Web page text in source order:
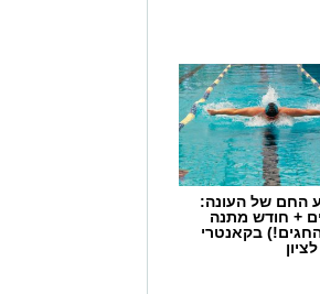
החם של העונה:
+ חודש מתנה
בקאנטרי